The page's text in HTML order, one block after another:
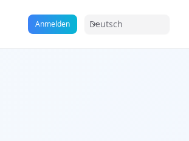
Anmelden Deutsch